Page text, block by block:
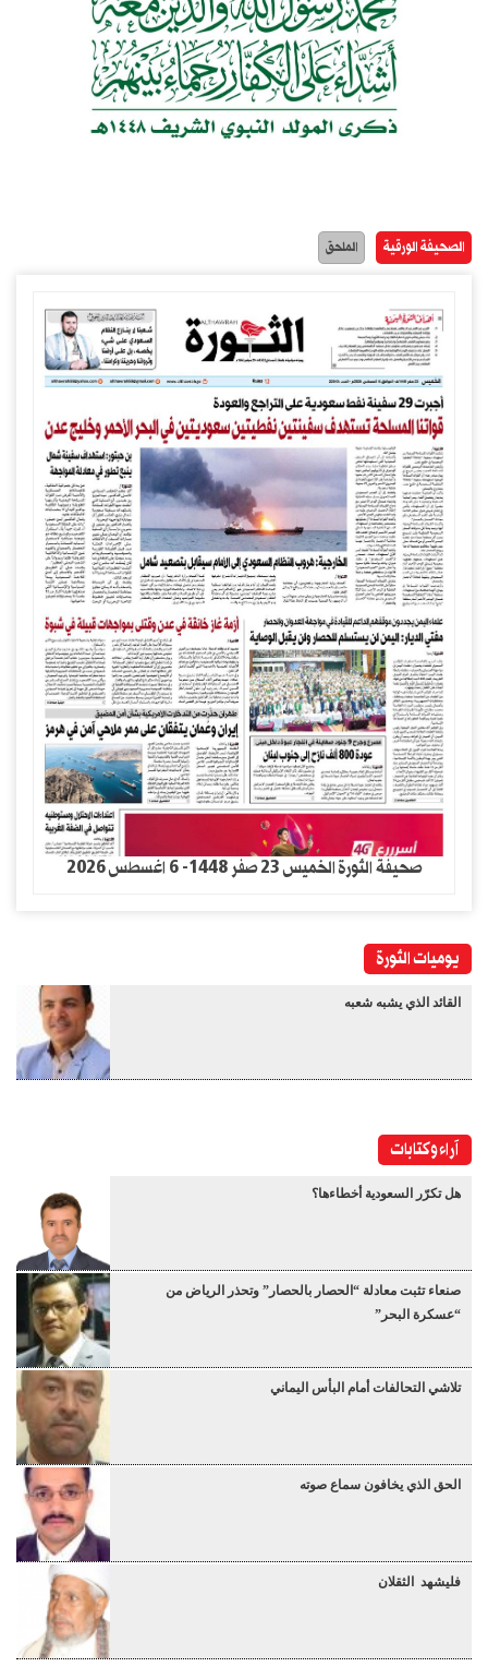
الصحيفة الورقية الملحق
صحيفة الثورة الخميس 23 صفر 1448- 6 اغسطس 2026
يوميات الثورة
القائد الذي يشبه شعبه
آراء وكتابات
هل تكرّر السعودية أخطاءها؟
صنعاء تثبت معادلة “الحصار بالحصار” وتحذر الرياض من
“عسكرة البحر”
تلاشي التحالفات أمام البأس اليماني
الحق الذي يخافون سماع صوته
فليشهد الثقلان